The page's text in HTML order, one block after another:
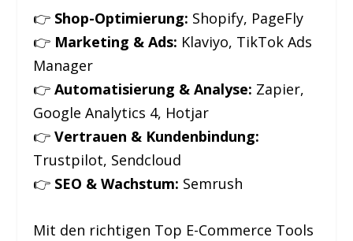
👉 Shop-Optimierung: Shopify, PageFly
👉 Marketing & Ads: Klaviyo, TikTok Ads
Manager
👉Automatisierung & Analyse: Zapier,
Google Analytics 4, Hotjar
👉Vertrauen & Kundenbindung:
Trustpilot, Sendcloud
👉 SEO & Wachstum: Semrush
Mit den richtigen Top E-Commerce Tools